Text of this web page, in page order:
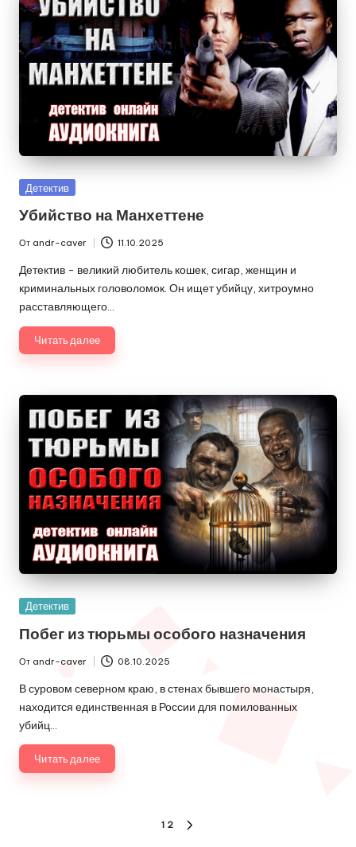
Опубликовано
Детектив
Убийство на Манхеттене
Запись
от
От andr-caver 11.10.2025
Детектив - великий любитель кошек, сигар, женщин и
криминальных головоломок. Он ищет убийцу, хитроумно
расставляющего…
Читать далее
Опубликовано
Детектив
Побег из тюрьмы особого назначения
Запись
от
От andr-caver 08.10.2025
В суровом северном краю, в стенах бывшего монастыря,
находится единственная в России для помилованных
убийц…
Читать далее
1 2